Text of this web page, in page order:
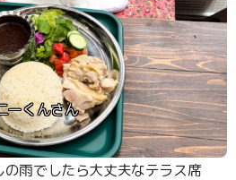
ーくんさん
の雨でしたら大丈夫なテラス席